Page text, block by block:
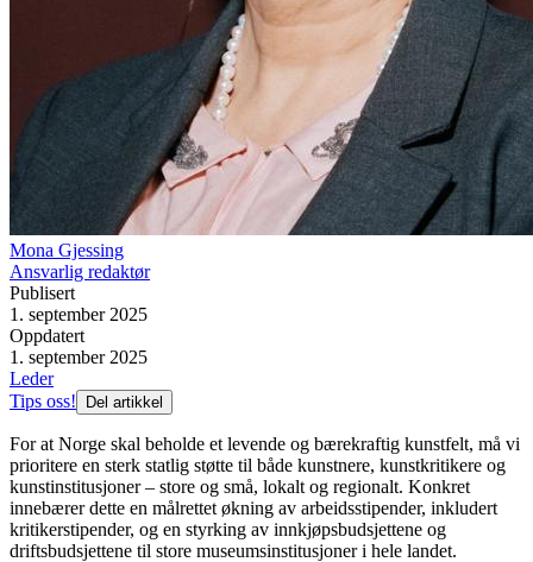
Mona Gjessing
Ansvarlig redaktør
Publisert
1. september 2025
Oppdatert
1. september 2025
Leder
Tips oss!
Del artikkel
For at Norge skal beholde et levende og bærekraftig kunstfelt, må vi
prioritere en sterk statlig støtte til både kunstnere, kunstkritikere og
kunstinstitusjoner – store og små, lokalt og regionalt. Konkret
innebærer dette en målrettet økning av arbeidsstipender, inkludert
kritikerstipender, og en styrking av innkjøpsbudsjettene og
driftsbudsjettene til store museumsinstitusjoner i hele landet.